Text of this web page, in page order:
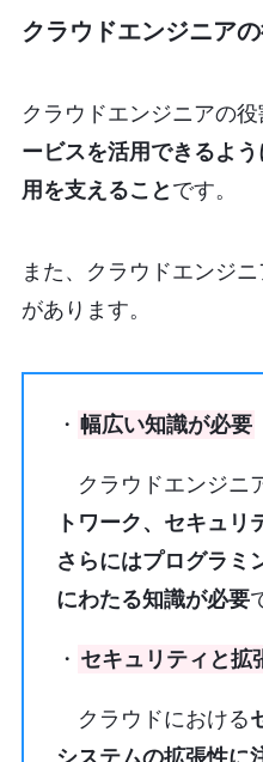
クラウドエンジニア
クラウドエンジニアの役
ービスを活用できるよ
用を支えること です。
また、クラウドエンジ
があります。
・ 幅広い知識が必要
クラウドエンジニ
トワーク、セキュリ
さらにはプログラミ
にわたる知識が必要
・ セキュリティと拡
クラウドにおける